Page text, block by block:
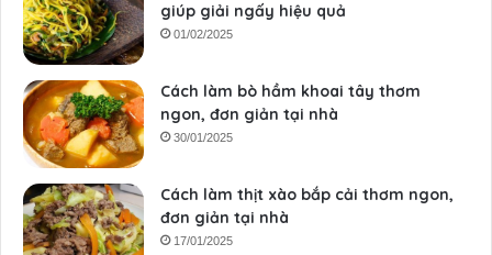
giúp giải ngấy hiệu quả
01/02/2025
Cách làm bò hầm khoai tây thơm
ngon, đơn giản tại nhà
30/01/2025
Cách làm thịt xào bắp cải thơm ngon,
đơn giản tại nhà
17/01/2025